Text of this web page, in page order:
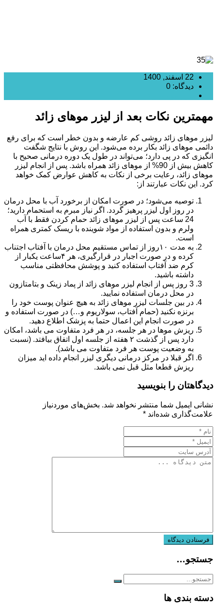
22 اسفند, 1400
دیدگاه: 0
مهمترین نکات بعد از لیزر موهای زائد
لیزر موهای زائد روشی کم عارضه و بدون خطر است که برای رفع
دائمی موهای زائد بکار برده می‌شود. این روش با نتایج شگفت
انگیزی که در پی دارد؛ می‌تواند در طول یک دوره درمانی صحیح با
کاهش بیش از 90% از موهای زائد همراه باشد. پس از انجام لیزر
موهای زائد، رعایت برخی از نکات به کاهش عوارض کمک خواهد
کرد. این نکات عبارتند از:
توصیه می‌شود؛ در صورت امکان از برخورد آب با محل درمان
در روز اول لیزر پرهیز گردد. اگر نیاز مبرم به استحمام دارید؛
24 ساعت پس از لیزر موهای زائد حمام کردن فقط با آب
ولرم و بدون استفاده از مواد شوینده با ریسک کمتری همراه
است.
به مدت ۱۰روز از تماس مستقیم محل درمان با آفتاب اجتناب
کرده و در صورت اجبار در قرارگیری، هر ۴ساعت یکبار از
كرم ضد آفتاب استفاده كنید و پوشش محافظتی مناسب
داشته باشید.
3 روز پس از انجام لیزر موهای زائد از پماد زینک و بتامتازون
در محل درمان استفاده نمایید.
در بین جلسات لیزر موهای زائد به هیچ عنوان پوست خود را
برنزه نکنید (حمام آفتاب، سولاریوم و…) در صورت استفاده و
در صورت انجام این اعمال حتما به پزشک اطلاع دهید.
ریزش موها در هر جلسه، در هر فرد متفاوت می باشد، امکان
دارد پس از گذشت ۲ هفته از جلسه اول اتفاق بیافتد. (نسبت
به وضعیت پوست هر فرد متفاوت می باشد).
اگر قبلا در مرکز درمانی دیگری لیزر انجام داده اید میزان
ریزش قطعا مثل قبل نمی باشد.
دیدگاهتان را بنویسید
نشانی ایمیل شما منتشر نخواهد شد. بخش‌های موردنیاز
علامت‌گذاری شده‌اند *
جستجو…
دسته بندی ها